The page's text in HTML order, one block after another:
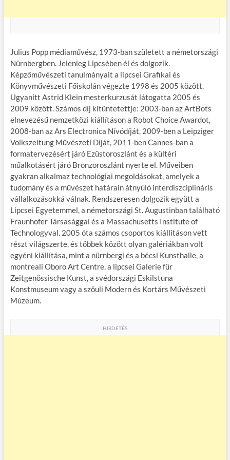
Julius Popp médiaművész, 1973-ban született a németországi
Nürnbergben. Jelenleg Lipcsében él és dolgozik.
Képzőművészeti tanulmányait a lipcsei Grafikai és
Könyvművészeti Főiskolán végezte 1998 és 2005 között.
Ugyanitt Astrid Klein mesterkurzusát látogatta 2005 és
2009 között. Számos díj kitüntetettje: 2003-ban az ArtBots
elnevezésű nemzetközi kiállításon a Robot Choice Awardot,
2008-ban az Ars Electronica Nívódíját, 2009-ben a Leipziger
Volkszeitung Művészeti Díját, 2011-ben Cannes-ban a
formatervezésért járó Ezüstoroszlánt és a kültéri
műalkotásért járó Bronzoroszlánt nyerte el. Műveiben
gyakran alkalmaz technológiai megoldásokat, amelyek a
tudomány és a művészet határain átnyúló interdiszciplináris
vállalkozásokká válnak. Rendszeresen dolgozik együtt a
Lipcsei Egyetemmel, a németországi St. Augustinban található
Fraunhofer Társasággal és a Massachusetts Institute of
Technologyval. 2005 óta számos csoportos kiállításon vett
részt világszerte, és többek között olyan galériákban volt
egyéni kiállítása, mint a nürnbergi és a bécsi Kunsthalle, a
montreali Oboro Art Centre, a lipcsei Galerie für
Zeitgenössische Kunst, a svédországi Eskilstuna
Konstmuseum vagy a szöuli Modern és Kortárs Művészeti
Múzeum.
HIRDETÉS